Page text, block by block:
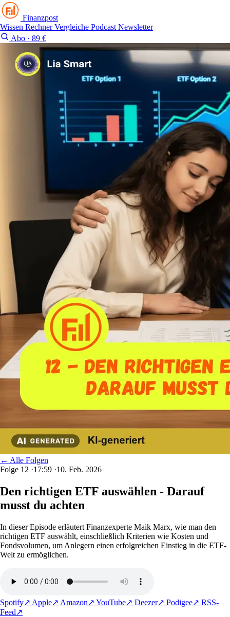
Finanzpost
Wissen RechnerVergleiche Podcast Newsletter
Abo · 89 €
← Alle Folgen
Folge 12 ·17:59 ·10. Feb. 2026
Den richtigen ETF auswählen - Darauf
musst du achten
In dieser Episode erläutert Finanzexperte Maik Marx, wie man den
richtigen ETF auswählt, einschließlich Kriterien wie Kosten und
Fondsvolumen, um Anlegern einen erfolgreichen Einstieg in die ETF-
Welt zu ermöglichen.
Spotify↗ Apple↗ Amazon↗ YouTube↗ Deezer↗ Podigee↗ RSS-
Feed↗